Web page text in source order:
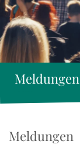
Meldungen
Meldungen